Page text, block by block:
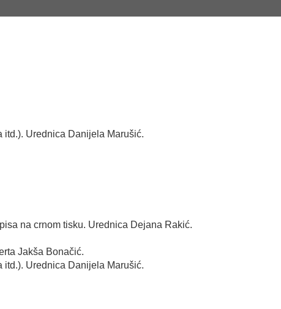
itd.). Urednica Danijela Marušić.
na crnom tisku. Urednica Dejana Rakić.
Jakša Bonačić.
itd.). Urednica Danijela Marušić.
Ivana Vinko.